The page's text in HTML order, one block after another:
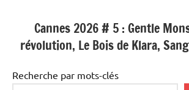
Cannes 2026 # 5 : Gentle
révolution, Le Bois de Klara,
Recherche par mots-clés